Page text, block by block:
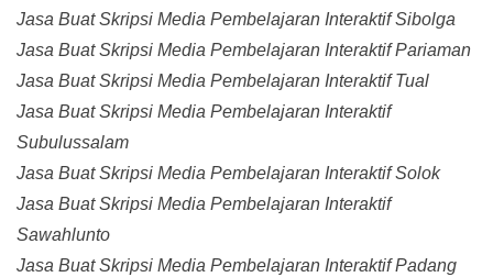
Jasa Buat Skripsi Media Pembelajaran Interaktif Sibolga
Jasa Buat Skripsi Media Pembelajaran Interaktif Pariaman
Jasa Buat Skripsi Media Pembelajaran Interaktif Tual
Jasa Buat Skripsi Media Pembelajaran Interaktif
Subulussalam
Jasa Buat Skripsi Media Pembelajaran Interaktif Solok
Jasa Buat Skripsi Media Pembelajaran Interaktif
Sawahlunto
Jasa Buat Skripsi Media Pembelajaran Interaktif Padang